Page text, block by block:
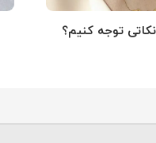
توجه کنیم؟